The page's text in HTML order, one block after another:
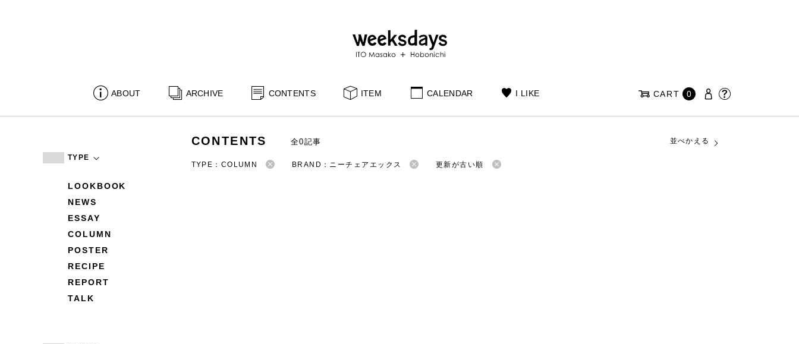
ABOUT ARCHIVE CONTENTS ITEM CALENDAR I LIKE CART 0
TYPE
LOOKBOOK
NEWS
ESSAY
COLUMN
POSTER
RECIPE
REPORT
TALK
CONTENTS 全0記事 並べかえる
TYPE：COLUMN BRAND：ニーチェアエックス 更新が古い順